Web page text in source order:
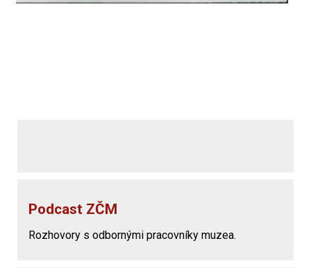
Podcast ZČM
Rozhovory s odbornými pracovníky muzea.